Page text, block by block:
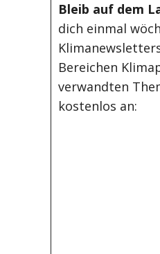
Bleib auf dem
dich einmal
Bereichen
verwandten
kostenlos an: